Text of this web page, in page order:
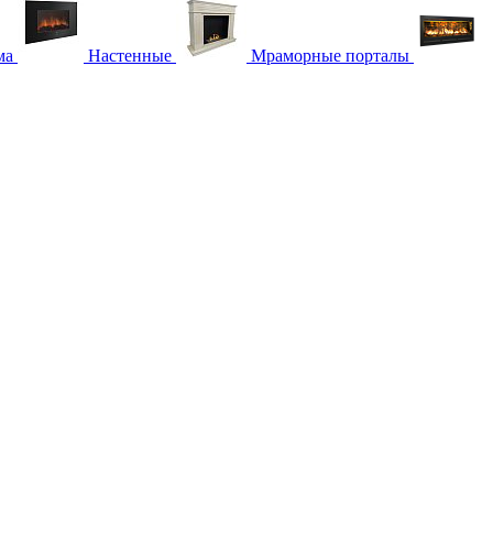
Настенные Мраморные порталы